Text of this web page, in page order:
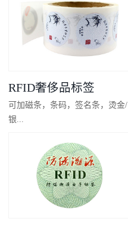
RFID奢侈品标签
可加磁条，条码，签名条，烫金/
银...
凸码，金/银底